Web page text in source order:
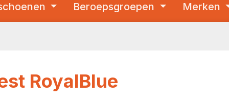
Beroepsgroepen Merken
RoyalBlue